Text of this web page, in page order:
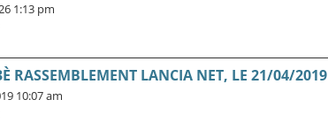
1:13 pm
RASSEMBLEMENT LANCIA NET, LE 21/04/2019
10:07 am